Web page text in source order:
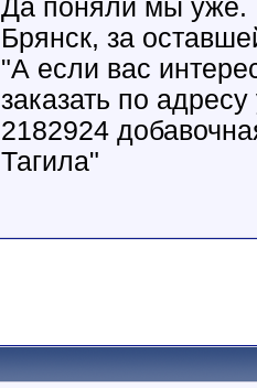
Да поняли мы уже.
Брянск, за
"А если вас
заказать по
2182924
Тагила"